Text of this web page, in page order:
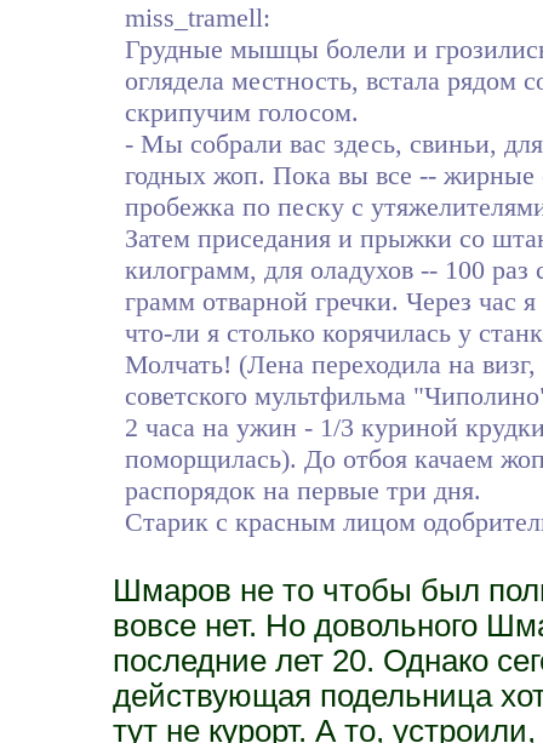
miss_tramell:
Грудные мышцы болели и
оглядела местность, встала
скрипучим голосом.
- Мы собрали вас здесь, свиньи,
годных жоп. Пока вы все -- жирные
пробежка по песку с
Затем приседания и прыжки со
килограмм, для оладухов -- 100
грамм отварной гречки. Через час
что-ли я столько корячилась у
Молчать! (Лена переходила на
советского мультфильма
2 часа на ужин - 1/3 куриной
поморщилась). До отбоя качаем
распорядок на первые три дня.
Старик с красным лицом
Шмаров не то чтобы был
вовсе нет. Но довольного
последние лет 20. Однако
действующая подельница
тут не курорт. А то,